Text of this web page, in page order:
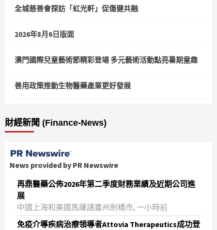
全城慈善會探訪「虹光軒」促傷健共融
2026年8月6日版面
澳門國際兒童藝術節精彩登場 多元藝術活動點亮暑期童趣
善用政策推動生物醫藥產業更好發展
財經新聞 (Finance-News)
News provided by PR Newswire
再鼎醫藥公佈2026年第二季度財務業績及近期公司進
展
中國上海和美國馬薩諸塞州劍橋市, 一小時前
免疫介導疾病治療領導者Attovia Therapeutics成功登